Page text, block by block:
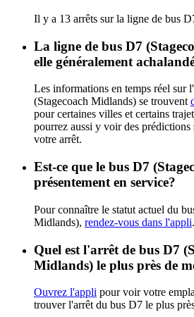
Il y a 13 arrêts sur la ligne de bus
La ligne de bus D7
elle généralement
Les informations en temps réel sur
(Stagecoach Midlands) se trouvent
pour certaines villes et certains
pourrez aussi y voir des prédictions
votre arrêt.
Est-ce que le bus D7
présentement en service?
Pour connaître le statut actuel du
Midlands), rendez-vous dans l'appli.
Quel est l'arrêt de bus D7
Midlands) le plus près de
Ouvrez l'appli pour voir votre
trouver l'arrêt du bus D7 le plus